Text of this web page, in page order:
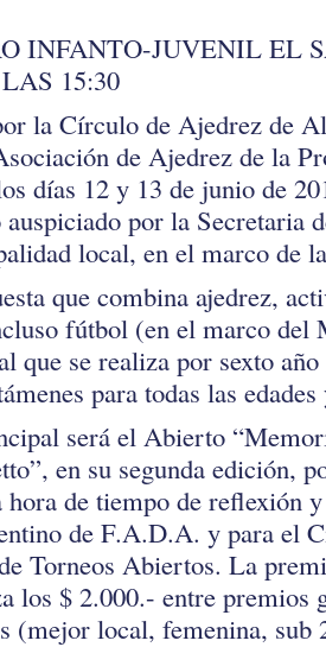
INFANTO-JUVENIL EL
15:30
la Círculo de Ajedrez de
de Ajedrez de la
días 12 y 13 de junio de
por la Secretaria
local, en el marco de
que combina ajedrez,
fútbol (en el marco del
que se realiza por sexto
para todas las
será el Abierto
en su segunda edición,
hora de tiempo de reflexión
de F.A.D.A. y para el
Torneos Abiertos. La
los $ 2.000.- entre premios
(mejor local, femenina, sub